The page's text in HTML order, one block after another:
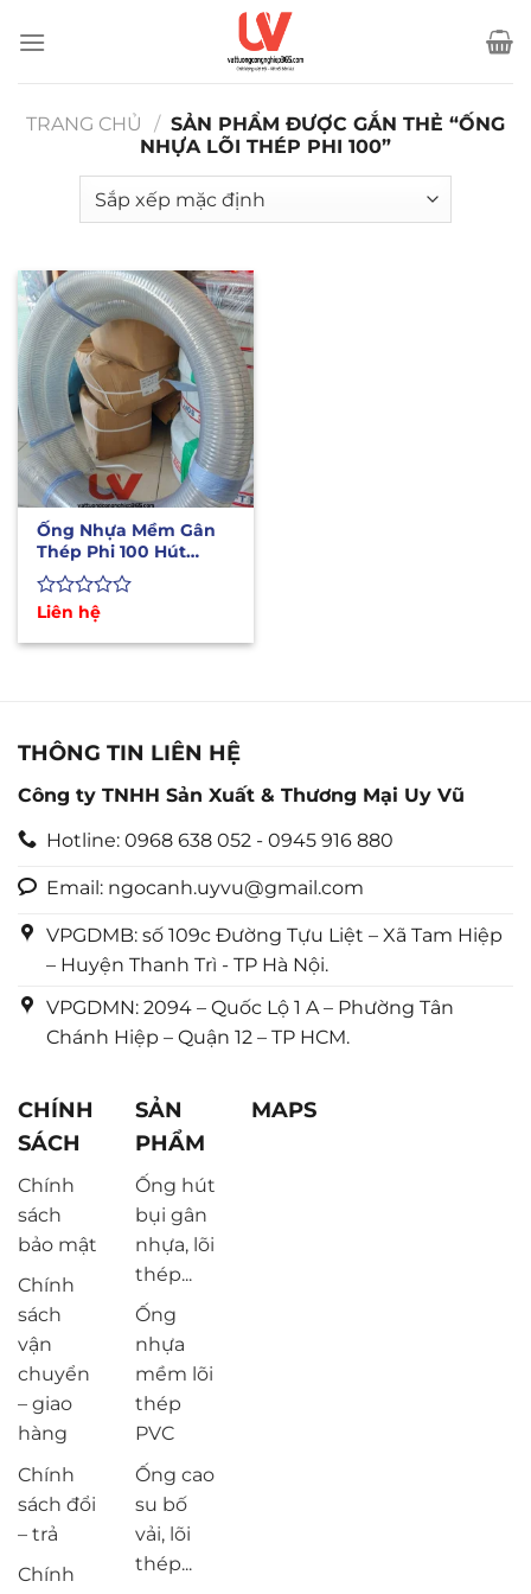
qua
TRANG CHỦ
/ SẢN PHẨM ĐƯỢC GẮN THẺ “ỐNG
NHỰA LÕI THÉP PHI 100”
Ống Nhựa Mềm Gân
Thép Phi 100 Hút
Nước, Xăng Dầu, Hóa
Chất
Được
hạng
Liên hệ
THÔNG TIN LIÊN HỆ
Công ty TNHH Sản Xuất & Thương Mại Uy Vũ
Hotline: 0968 638 052 - 0945 916 880
Email: ngocanh.uyvu@gmail.com
VPGDMB: số 109c Đường Tựu Liệt – Xã Tam Hiệp
– Huyện Thanh Trì - TP Hà Nội.
VPGDMN: 2094 – Quốc Lộ 1 A – Phường Tân
Chánh Hiệp – Quận 12 – TP HCM.
CHÍNH
SÁCH
Chính
sách
bảo mật
Chính
sách
vận
chuyển
– giao
hàng
Chính
sách đổi
– trả
Chính
SẢN
PHẨM
Ống hút
bụi gân
nhựa, lõi
thép...
Ống
nhựa
mềm lõi
thép
PVC
Ống cao
su bố
vải, lõi
thép...
MAPS